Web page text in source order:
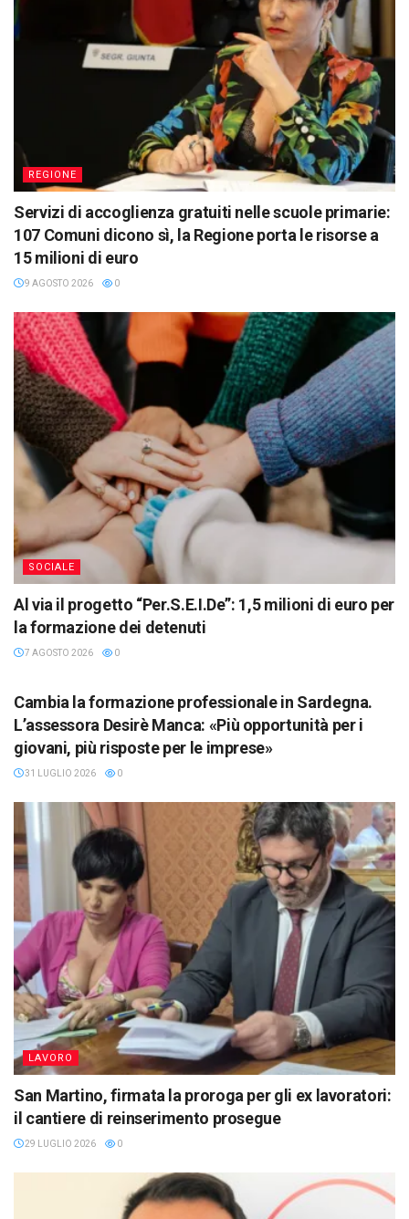
REGIONE
Servizi di accoglienza gratuiti nelle scuole primarie:
107 Comuni dicono sì, la Regione porta le risorse a
15 milioni di euro
9 AGOSTO 2026 0
SOCIALE
Al via il progetto “Per.S.E.I.De”: 1,5 milioni di euro per
la formazione dei detenuti
7 AGOSTO 2026 0
Cambia la formazione professionale in Sardegna.
L’assessora Desirè Manca: «Più opportunità per i
giovani, più risposte per le imprese»
31 LUGLIO 2026 0
LAVORO
San Martino, firmata la proroga per gli ex lavoratori:
il cantiere di reinserimento prosegue
29 LUGLIO 2026 0